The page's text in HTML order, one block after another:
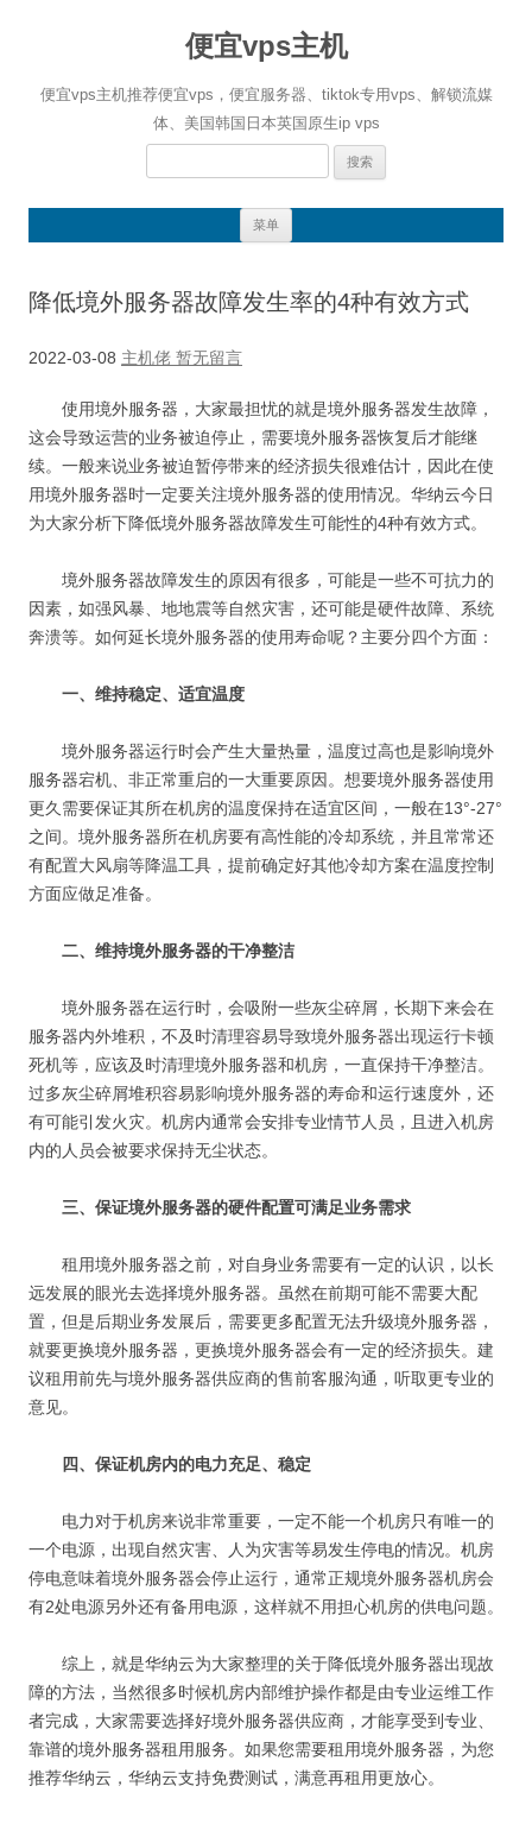
便宜vps主机
便宜vps主机推荐便宜vps，便宜服务器、tiktok专用vps、解锁流媒
体、美国韩国日本英国原生ip vps
搜
菜单
降低境外服务器故障发生率的4种有效方式
2022-03-08 主机佬 暂无留言
使用境外服务器，大家最担忧的就是境外服务器发生故障，
这会导致运营的业务被迫停止，需要境外服务器恢复后才能继
续。一般来说业务被迫暂停带来的经济损失很难估计，因此在使
用境外服务器时一定要关注境外服务器的使用情况。华纳云今日
为大家分析下降低境外服务器故障发生可能性的4种有效方式。
境外服务器故障发生的原因有很多，可能是一些不可抗力的
因素，如强风暴、地地震等自然灾害，还可能是硬件故障、系统
奔溃等。如何延长境外服务器的使用寿命呢？主要分四个方面：
一、维持稳定、适宜温度
境外服务器运行时会产生大量热量，温度过高也是影响境外
服务器宕机、非正常重启的一大重要原因。想要境外服务器使用
更久需要保证其所在机房的温度保持在适宜区间，一般在13°-27°
之间。境外服务器所在机房要有高性能的冷却系统，并且常常还
有配置大风扇等降温工具，提前确定好其他冷却方案在温度控制
方面应做足准备。
二、维持境外服务器的干净整洁
境外服务器在运行时，会吸附一些灰尘碎屑，长期下来会在
服务器内外堆积，不及时清理容易导致境外服务器出现运行卡顿
死机等，应该及时清理境外服务器和机房，一直保持干净整洁。
过多灰尘碎屑堆积容易影响境外服务器的寿命和运行速度外，还
有可能引发火灾。机房内通常会安排专业情节人员，且进入机房
内的人员会被要求保持无尘状态。
三、保证境外服务器的硬件配置可满足业务需求
租用境外服务器之前，对自身业务需要有一定的认识，以长
远发展的眼光去选择境外服务器。虽然在前期可能不需要大配
置，但是后期业务发展后，需要更多配置无法升级境外服务器，
就要更换境外服务器，更换境外服务器会有一定的经济损失。建
议租用前先与境外服务器供应商的售前客服沟通，听取更专业的
意见。
四、保证机房内的电力充足、稳定
电力对于机房来说非常重要，一定不能一个机房只有唯一的
一个电源，出现自然灾害、人为灾害等易发生停电的情况。机房
停电意味着境外服务器会停止运行，通常正规境外服务器机房会
有2处电源另外还有备用电源，这样就不用担心机房的供电问题。
综上，就是华纳云为大家整理的关于降低境外服务器出现故
障的方法，当然很多时候机房内部维护操作都是由专业运维工作
者完成，大家需要选择好境外服务器供应商，才能享受到专业、
靠谱的境外服务器租用服务。如果您需要租用境外服务器，为您
推荐华纳云，华纳云支持免费测试，满意再租用更放心。